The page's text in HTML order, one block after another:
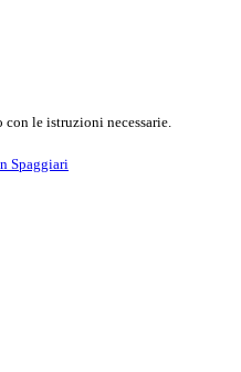
le istruzioni necessarie.
Spaggiari